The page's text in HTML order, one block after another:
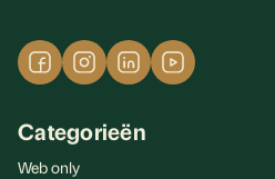
Categorieën
Web only